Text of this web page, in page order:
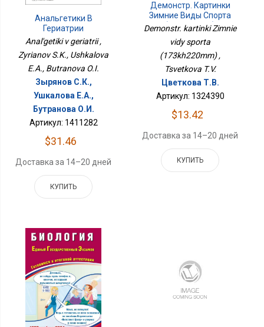
Анальгетики В
Гериатрии
Anal'getiki v geriatrii ,
Zyrianov S.K., Ushkalova
E.A., Butranova O.I.
Зырянов С.К.,
Ушкалова Е.А.,
Бутранова О.И.
Артикул: 1411282
$31.46
Доставка за 14–20 дней
КУПИТЬ
Демонстр. Картинки
Зимние Виды Спорта
(173х220мм)
Demonstr. kartinki Zimnie
vidy sporta
(173kh220mm) ,
Tsvetkova T.V.
Цветкова Т.В.
Артикул: 1324390
$13.42
Доставка за 14–20 дней
КУПИТЬ